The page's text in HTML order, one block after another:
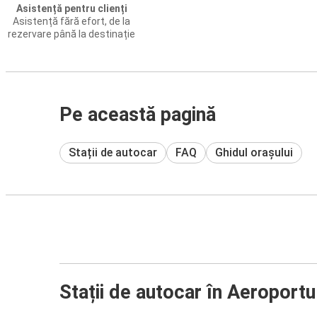
Asistență pentru clienți
Asistență fără efort, de la
rezervare până la destinație
Pe această pagină
Stații de autocar FAQ Ghidul orașului
Stații de autocar în